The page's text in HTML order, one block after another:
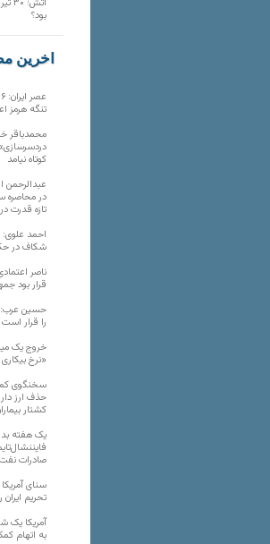
بود؟
آخرین
تنگه هرمز
محمدباقر
کوتاه نیامد
عبدالرحمن
در محاصره
تازه قدرت
احمد علوی:
شکاف در
ناصر
قرار بود
حسین عرب:
را قرار
خروج یک
«نرخ بیکاری ۷ درصدی» واقعی نیست
سخنگوی
کشتار
یک هفته
صادرات
سنای
تحریم ایران
آمریکا یک
به اتهام